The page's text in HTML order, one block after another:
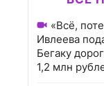
«Всё,
Ивлеева
Бегаку
1,2 млн